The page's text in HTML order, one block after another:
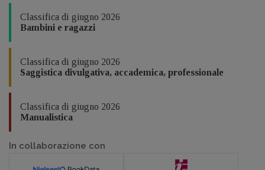
Classifica di giugno 2026
Bambini e ragazzi
Classifica di giugno 2026
Saggistica divulgativa, accademica, professionale
Classifica di giugno 2026
Manualistica
In collaborazione con